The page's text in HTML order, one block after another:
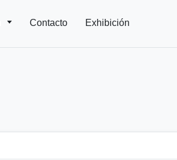
Contacto Exhibición